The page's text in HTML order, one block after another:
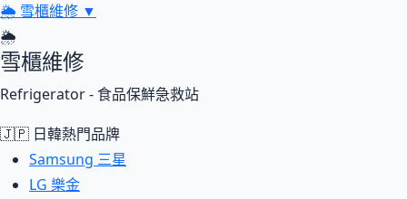
🌦 雪櫃維修 ▼
🌦
雪櫃維修
Refrigerator - 食品保鮮急救站
🇯🇵 日韓熱門品牌
Samsung 三星
LG 樂金